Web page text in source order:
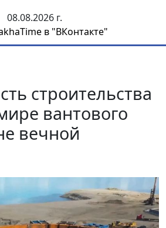
08.08.2026 г.
в "ВКонтакте"
строительства
вантового
вечной